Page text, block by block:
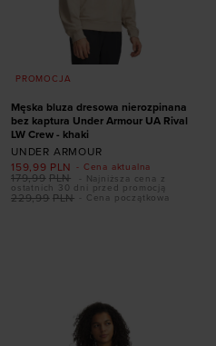
PROMOCJA
Dodaj produkt w
Męska bluza dresowa nierozpinana
bez kaptura Under Armour UA Rival
LW Crew - khaki
UNDER ARMOUR
- Cena aktualna
159,99 PLN
- Cena początkowa
229,99 PLN
179,99 PLN
- Najniższa cena z
ostatnich 30 dni przed promocją